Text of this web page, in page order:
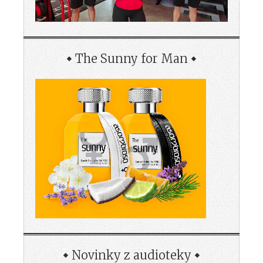
The Sunny for Man
Novinky z audioteky